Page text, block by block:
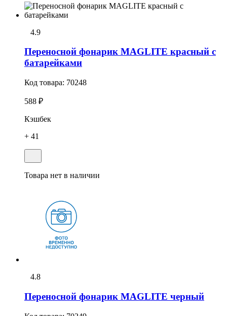
4.9
Переносной фонарик MAGLITE красный с
батарейками
Код товара: 70248
588 ₽
Кэшбек
+ 41
Товара нет в наличии
4.8
Переносной фонарик MAGLITE черный